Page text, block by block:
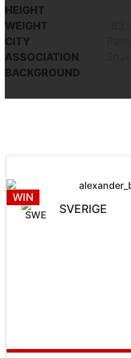
HEIGHT
WEIGHT
CITY
ASSOCIATION
BACKGROUND
SVERIGE
WIN